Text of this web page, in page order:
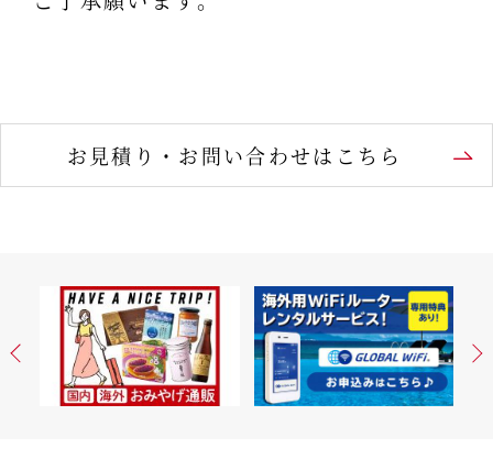
お見積り・お問い合わせはこちら